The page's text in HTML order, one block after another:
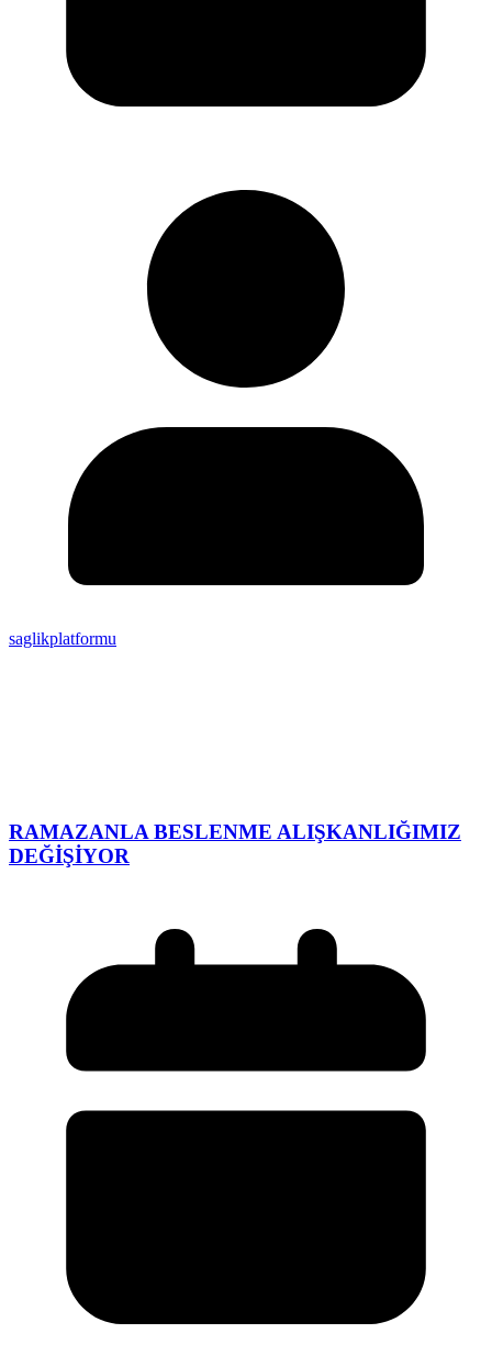
saglikplatformu
RAMAZANLA BESLENME ALIŞKANLIĞIMIZ
DEĞİŞİYOR